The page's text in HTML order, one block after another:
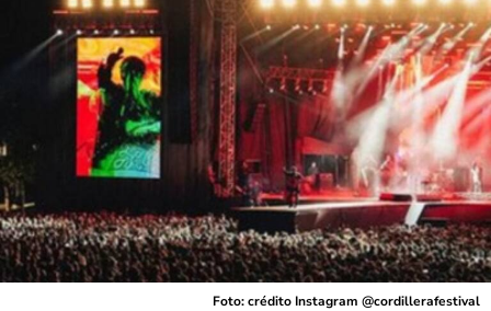
Foto: crédito Instagram @cordillerafestival